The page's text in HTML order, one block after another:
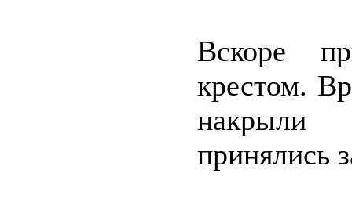
Вскоре
крестом.
накрыли
принялись